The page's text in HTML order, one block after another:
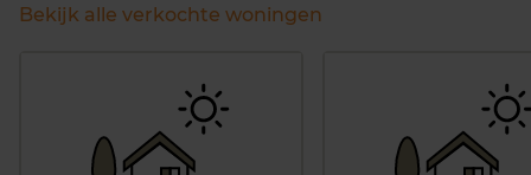
Bekijk alle verkochte woningen